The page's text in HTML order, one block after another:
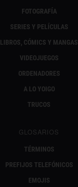
FOTOGRAFÍA
SERIES Y PELÍCULAS
LIBROS, CÓMICS Y MANGAS
VIDEOJUEGOS
ORDENADORES
A LO YOIGO
TRUCOS
GLOSARIOS
TÉRMINOS
PREFIJOS TELEFÓNICOS
EMOJIS